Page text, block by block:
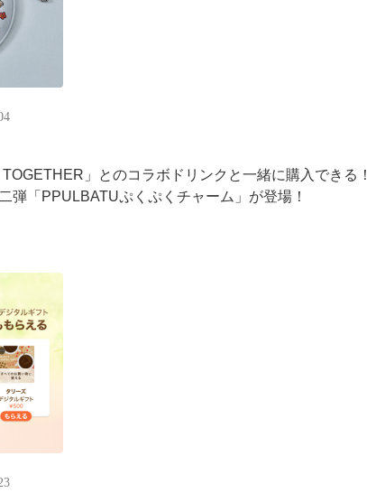
TOGETHER」とのコラボドリンクと一緒に購入できる！​
弾「PPULBATUぷくぷくチャーム」​が登場！